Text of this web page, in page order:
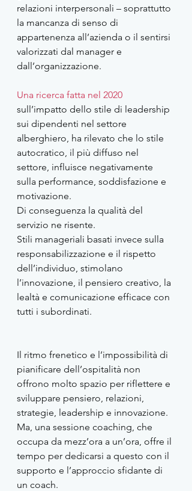
relazioni interpersonali – soprattutto
la mancanza di senso di
appartenenza all’azienda o il sentirsi
valorizzati dal manager e
dall’organizzazione.
Una ricerca fatta nel 2020
sull’impatto dello stile di leadership
sui dipendenti nel settore
alberghiero, ha rilevato che lo stile
autocratico, il più diffuso nel
settore, influisce negativamente
sulla performance, soddisfazione e
motivazione.
Di conseguenza la qualità del
servizio ne risente.
Stili manageriali basati invece sulla
responsabilizzazione e il rispetto
dell’individuo, stimolano
l’innovazione, il pensiero creativo, la
lealtà e comunicazione efficace con
tutti i subordinati.
Il ritmo frenetico e l’impossibilità di
pianificare dell’ospitalità non
offrono molto spazio per riflettere e
sviluppare pensiero, relazioni,
strategie, leadership e innovazione.
Ma, una sessione coaching, che
occupa da mezz’ora a un’ora, offre il
tempo per dedicarsi a questo con il
supporto e l’approccio sfidante di
un coach.